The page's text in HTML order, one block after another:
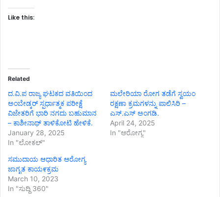
Like this:
Related
ದ.ವಿ.ಪ ರಾಜ್ಯ ಘಟಕದ ವತಿಯಿಂದ
ಅಂಬೇಡ್ಕರ್ ಸ್ಪರ್ಧಾತ್ಮಕ ಪರೀಕ್ಷೆ
ವಿಜೇತರಿಗೆ ಭಾರಿ ನಗದು ಬಹುಮಾನ
– ಕಾಶೀನಾಥ್ ತಾಳಿಕೋಟಿ ಹೇಳಿಕೆ.
January 28, 2025
In "ಲೋಕಲ್"
ಮಲೇರಿಯಾ ರೋಗ ತಡೆಗೆ ಸ್ವಯಂ
ರಕ್ಷಣಾ ಕ್ರಮಗಳನ್ನು ಪಾಲಿಸಿರಿ –
ಎಸ್.ಎಸ್ ಅಂಗಡಿ.
April 24, 2025
In "ಆರೋಗ್ಯ"
ಸಮುದಾಯ ಆಧಾರಿತ ಆರೋಗ್ಯ
ಜಾಗೃತ ಕಾಯ೯ಕ್ರಮ
March 10, 2023
In "ಸುದ್ದಿ 360"